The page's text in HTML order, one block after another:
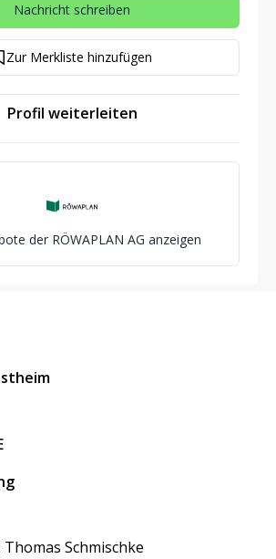
Nachricht schreiben
Zur Merkliste hinzufügen
Profil weiterleiten
der RÖWAPLAN AG anzeigen
Schmischke